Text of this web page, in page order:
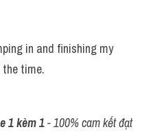
in and finishing my
the time.
1 kèm 1 - 100% cam kết đạt